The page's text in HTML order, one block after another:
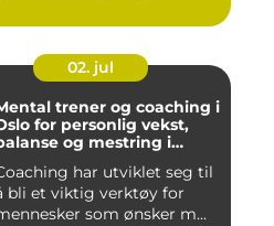
02. jul
trener og coaching i
for personlig vekst,
og mestring i
har utviklet seg til
bli et viktig verktøy for
som ønsker m...